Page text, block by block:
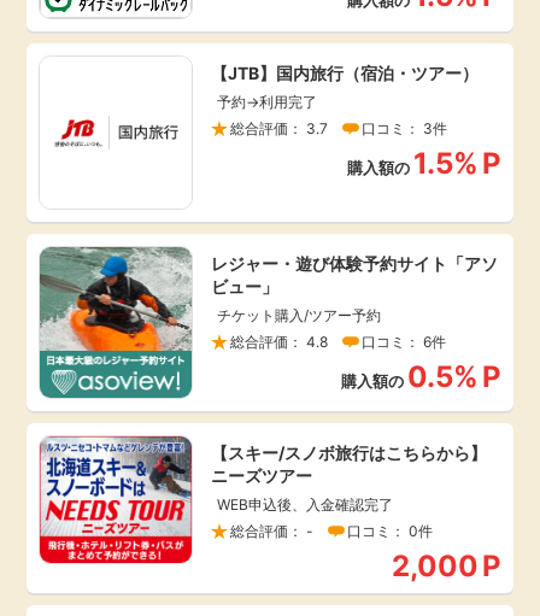
カード比較
毎日ゲット
特集一覧
GMOポイ活の使い方
ヘルプセンター
月額有料サービス
銀行・金融・投資
家計の固定費
【JTB】国内旅行（宿泊・ツアー）
予約→利用完了
総合評価： 3.7
口コミ： 3件
購入額の 1.5% P
レジャー・遊び体験予約サイト「アソ
ビュー」
チケット購入/ツアー予約
総合評価： 4.8
口コミ： 6件
購入額の 0.5% P
【スキー/スノボ旅行はこちらから】
ニーズツアー
WEB申込後、入金確認完了
総合評価： -
口コミ： 0件
2,000P